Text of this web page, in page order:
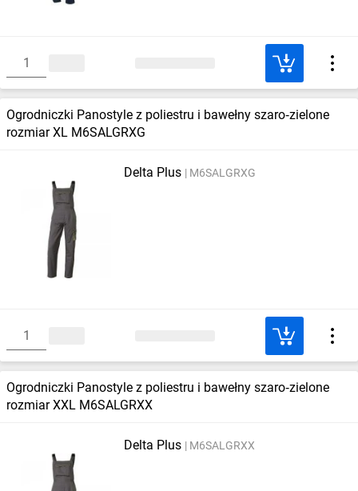
Ogrodniczki Panostyle z poliestru i bawełny szaro‑zielone
rozmiar XL M6SALGRXG
Delta Plus M6SALGRXG
Ogrodniczki Panostyle z poliestru i bawełny szaro‑zielone
rozmiar XXL M6SALGRXX
Delta Plus M6SALGRXX